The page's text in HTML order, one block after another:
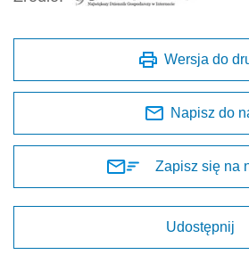
Wersja do
Napisz do
Zapisz się na
Udostępnij